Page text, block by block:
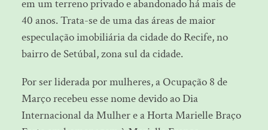
em um terreno privado e abandonado há mais de
40 anos. Trata-se de uma das áreas de maior
especulação imobiliária da cidade do Recife, no
bairro de Setúbal, zona sul da cidade.
Por ser liderada por mulheres, a Ocupação 8 de
Março recebeu esse nome devido ao Dia
Internacional da Mulher e a Horta Marielle Braço